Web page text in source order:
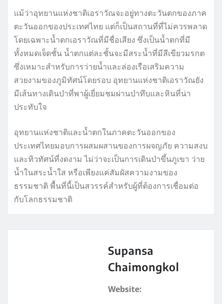
แม้ว่าอุทยานแห่งชาติเอราวัณจะอยู่ทางตะวันตกของภาค
ตะวันออกของประเทศไทย แต่ก็เป็นสถานที่ที่ไม่ควรพลาด
โดยเฉพาะน้ำตกเอราวัณที่มีชื่อเสียง ซึ่งเป็นน้ำตกที่มี
ทั้งหมดเจ็ดชั้น น้ำตกแต่ละชั้นจะมีสระน้ำที่มีสีเขียวมรกต
ซึ่งเหมาะสำหรับการว่ายน้ำและล่องเรือเสริมความ
สวยงามของภูมิทัศน์โดยรอบ อุทยานแห่งชาติเอราวัณยัง
มีเส้นทางเดินป่าที่พาผู้เยี่ยมชมผ่านป่าทึบและหินที่น่า
ประทับใจ
อุทยานแห่งชาติและน้ำตกในภาคตะวันออกของ
ประเทศไทยมอบการผสมผสานของการผจญภัย ความสงบ
และทิวทัศน์ที่งดงาม ไม่ว่าจะเป็นการเดินป่าขึ้นภูเขา ว่าย
น้ำในสระน้ำใส หรือเพียงแค่สัมผัสความงามของ
ธรรมชาติ พื้นที่นี้เป็นสวรรค์สำหรับผู้ที่ต้องการเชื่อมต่อ
กับโลกธรรมชาติ
Supansa
Chaimongkol
Website: